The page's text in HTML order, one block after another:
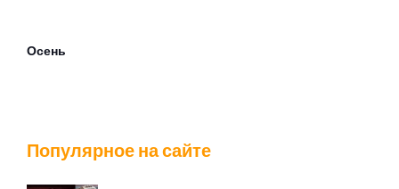
Осень
Популярное на сайте